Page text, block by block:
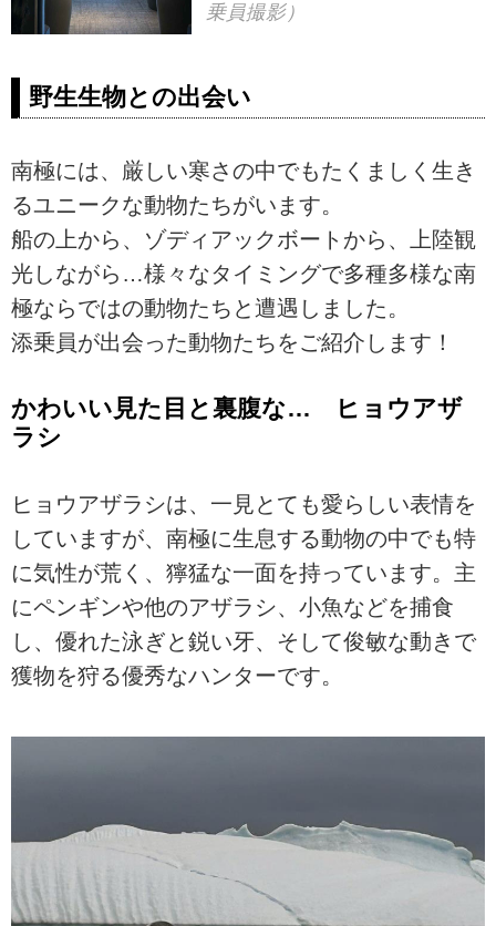
乗員撮影）
野生生物との出会い
南極には、厳しい寒さの中でもたくましく生き
るユニークな動物たちがいます。
船の上から、ゾディアックボートから、上陸観
光しながら…様々なタイミングで多種多様な南
極ならではの動物たちと遭遇しました。
添乗員が出会った動物たちをご紹介します！
かわいい見た目と裏腹な… ヒョウアザ
ラシ
ヒョウアザラシは、一見とても愛らしい表情を
していますが、南極に生息する動物の中でも特
に気性が荒く、獰猛な一面を持っています。主
にペンギンや他のアザラシ、小魚などを捕食
し、優れた泳ぎと鋭い牙、そして俊敏な動きで
獲物を狩る優秀なハンターです。